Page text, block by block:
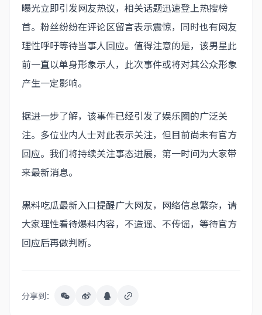
曝光立即引发网友热议，相关话题迅速登上热搜榜
首。粉丝纷纷在评论区留言表示震惊，同时也有网友
理性呼吁等待当事人回应。值得注意的是，该男星此
前一直以单身形象示人，此次事件或将对其公众形象
产生一定影响。
据进一步了解，该事件已经引发了娱乐圈的广泛关
注。多位业内人士对此表示关注，但目前尚未有官方
回应。我们将持续关注事态进展，第一时间为大家带
来最新消息。
黑料吃瓜最新入口提醒广大网友，网络信息繁杂，请
大家理性看待爆料内容，不造谣、不传谣，等待官方
回应后再做判断。
分享到：